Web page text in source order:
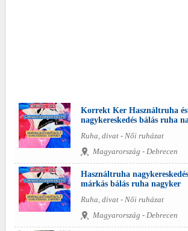
Korrekt Ker Használtruha
nagykereskedés bálás ruha
Ruha, divat - Női ruházat
Magyarország - Debrecen
Használtruha nagykereskedés
márkás bálás ruha nagyker
Ruha, divat - Női ruházat
Magyarország - Debrecen